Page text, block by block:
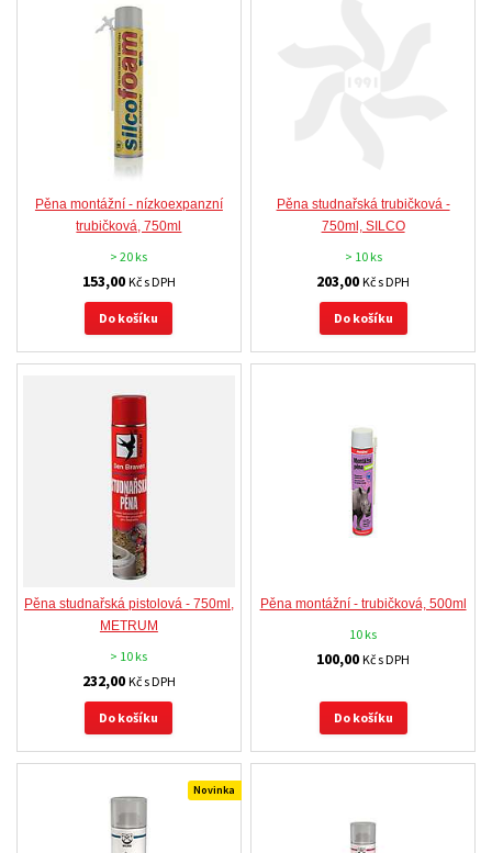
Pěna montážní - nízkoexpanzní
trubičková, 750ml
> 20 ks
153,00 Kč s DPH
Do košíku
Pěna studnařská trubičková -
750ml, SILCO
> 10 ks
203,00Kč s DPH
Do košíku
Pěna studnařská pistolová - 750ml,
METRUM
> 10 ks
232,00 Kč s DPH
Do košíku
Pěna montážní - trubičková, 500ml
10 ks
100,00Kč s DPH
Do košíku
Novinka